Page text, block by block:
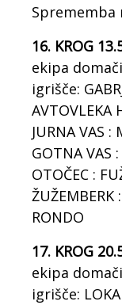
Sprememba
16. KROG
ekipa
igrišče:
AVTOVLEKA
JURNA VAS :
GOTNA VAS :
OTOČEC :
ŽUŽEMBERK
RONDO
17. KROG
ekipa
igrišče: